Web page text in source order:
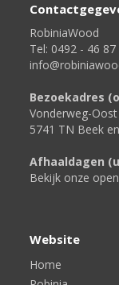
RobiniaWood
Tel: 0492 - 46 87
Bezoekadres
Vonderweg-
5741 TN Beek
Afhaaldagen
Bekijk onze
Website
Home